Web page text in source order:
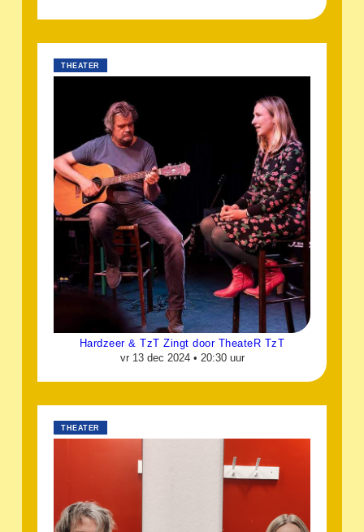
THEATER
Hardzeer & TzT Zingt door TheateR TzT
vr 13 dec 2024 • 20:30 uur
THEATER